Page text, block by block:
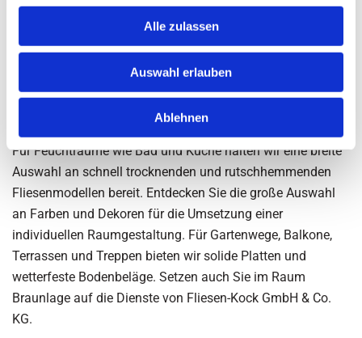
Alle zulassen
Auswahl erlauben
Ablehnen
Unsere Fliesenleger gestalten Böden und Wände neu und
verleihen ihnen eine stilvolle Optik. Wir verarbeiten Fliesen,
die sich durch eine hervorragende Funktionalität
auszeichnen. Sie erweisen sich als pflegeleicht und
strapazierfähig. Bei der Raumpflege in Räumen mit viel
Für Feuchträume wie Bad und Küche halten wir eine breite
Auswahl an schnell trocknenden und rutschhemmenden
Fliesenmodellen bereit. Entdecken Sie die große Auswahl
an Farben und Dekoren für die Umsetzung einer
individuellen Raumgestaltung. Für Gartenwege, Balkone,
Terrassen und Treppen bieten wir solide Platten und
wetterfeste Bodenbeläge. Setzen auch Sie im Raum
Braunlage auf die Dienste von Fliesen-Kock GmbH & Co.
KG.